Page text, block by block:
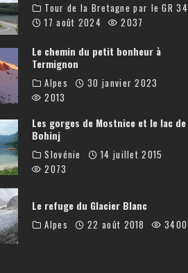
Tour de la Bretagne par le GR 34
17 août 2024
2037
Le chemin du petit bonheur à
Termignon
Alpes
30 janvier 2023
2013
Les gorges de Mostnice et le lac de
Bohinj
Slovénie
14 juillet 2015
2073
Le refuge du Glacier Blanc
Alpes 22 août 2018 3400